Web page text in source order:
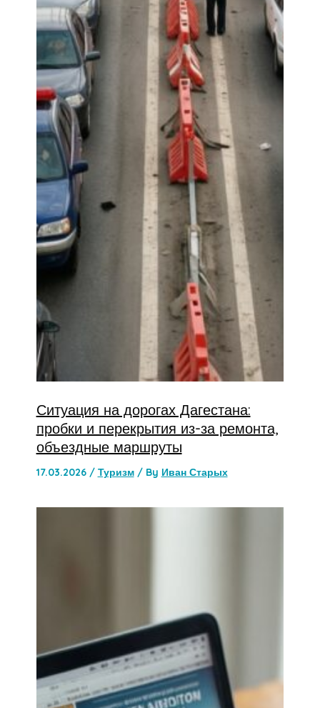
Ситуация на дорогах Дагестана:
пробки и перекрытия из-за ремонта,
объездные маршруты
17.03.2026 / Туризм/ By Иван Старых